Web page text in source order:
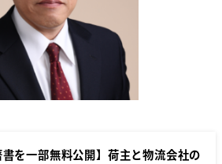
書を一部無料公開】荷主と物流会社の